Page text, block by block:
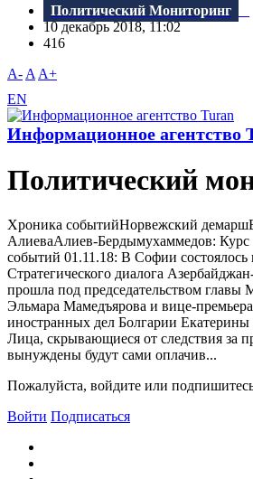
Политический Мониторинг
10 декабрь 2018, 11:02
416
A- A A+
EN
Информационное агентство
Политический
Хроника событийНорвежский
АлиеваАлиев-Бердымухаммедов:
событий 01.11.18: B Софии состоялось
Стратегического диалога
прошла под председательством
Эльмара Мамедъярова и вице-
иностранных дел Болгарии Екатерины
Лица, скрывающиеся от следствия за
вынуждены будут сами оплачив...
Пожалуйста, войдите или
Войти Подписаться